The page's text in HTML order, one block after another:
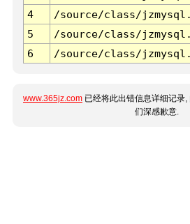
4
/source/class/
5
/source/class/
6
/source/class/
www.365jz.com 已经将此出错信息详细记录
们深感歉意.